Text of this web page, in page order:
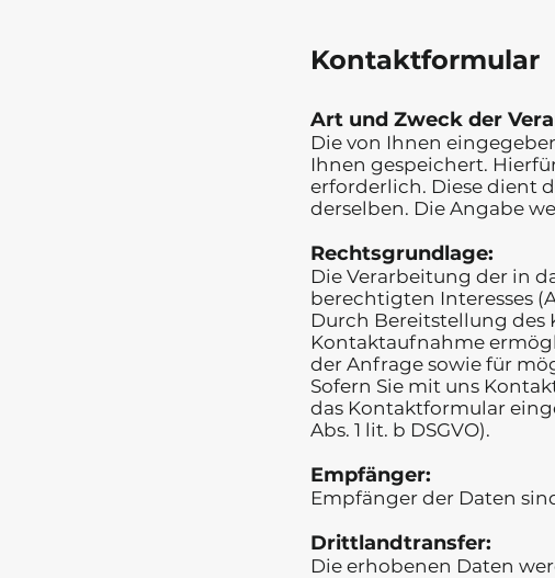
Kontaktformular
Art und Zweck der
Die von Ihnen
Ihnen gespeichert.
erforderlich. Diese dient
derselben. Die Angabe
Rechtsgrundlage:
Die Verarbeitung der in
berechtigten Interesses
Durch Bereitstellung
Kontaktaufnahme
der Anfrage sowie für
Sofern Sie mit uns
das Kontaktformular
Abs. 1 lit. b DSGVO).
Empfänger:
Empfänger der Daten
Drittlandtransfer:
Die erhobenen Daten